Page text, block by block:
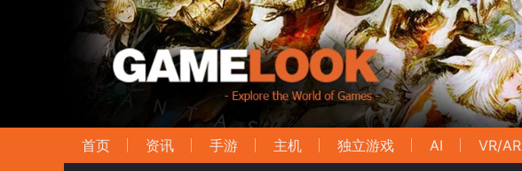
首页 资讯 手游 主机 独立游戏 AI VR/AR